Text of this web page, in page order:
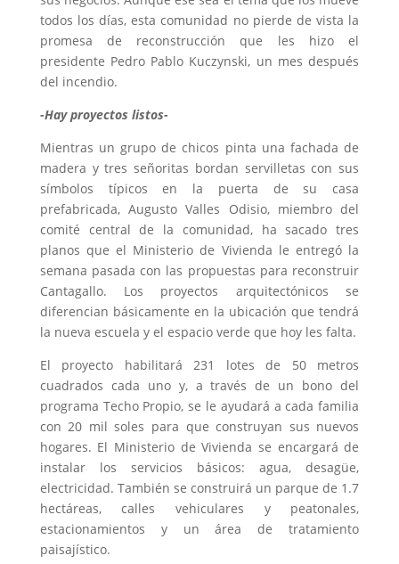
todos los días, esta comunidad no pierde de vista la
promesa de reconstrucción que les hizo el
presidente Pedro Pablo Kuczynski, un mes después
del incendio.
-Hay proyectos listos-
Mientras un grupo de chicos pinta una fachada de
madera y tres señoritas bordan servilletas con sus
símbolos típicos en la puerta de su casa
prefabricada, Augusto Valles Odisio, miembro del
comité central de la comunidad, ha sacado tres
planos que el Ministerio de Vivienda le entregó la
semana pasada con las propuestas para reconstruir
Cantagallo. Los proyectos arquitectónicos se
diferencian básicamente en la ubicación que tendrá
la nueva escuela y el espacio verde que hoy les falta.
El proyecto habilitará 231 lotes de 50 metros
cuadrados cada uno y, a través de un bono del
programa Techo Propio, se le ayudará a cada familia
con 20 mil soles para que construyan sus nuevos
hogares. El Ministerio de Vivienda se encargará de
instalar los servicios básicos: agua, desagüe,
electricidad. También se construirá un parque de 1.7
hectáreas, calles vehiculares y peatonales,
estacionamientos y un área de tratamiento
paisajístico.